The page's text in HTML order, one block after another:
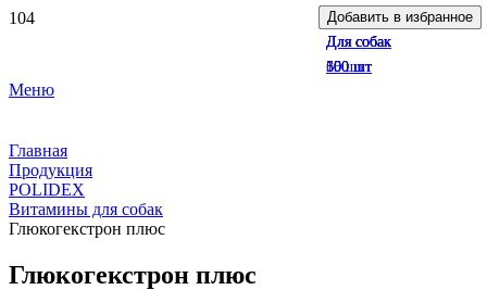
Меню
Главная
Продукция
POLIDEX
Витамины для собак
Глюкогекстрон плюс
Глюкогекстрон плюс
Добавить в избранное
Для собак
60 шт
Добавить в избранное
Для собак
150 шт
Добавить в избранное
Для собак
300 шт
Добавить в избранное
Для собак
500 шт